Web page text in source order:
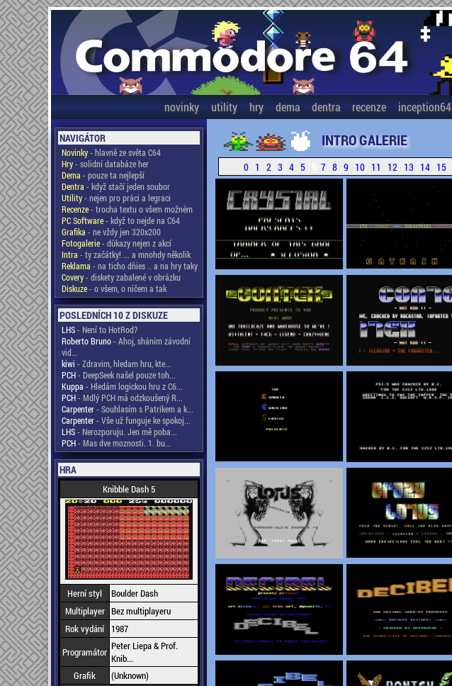
novinky utility hry dema dentra recenze inception64
NAVIGÁTOR
Novinky- hlavně ze světa C64
Hry- solidní databáze her
Dema - pouze ta nejlepší
Dentra - když stačí jeden soubor
Utility- nejen pro práci a legraci
Recenze- trocha textu o všem možném
PC Software- když to nejde na C64
Grafika - ne vždy jen 320x200
Fotogalerie- důkazy nejen z akcí
Intra - ty začátky! ... a mnohdy několik
Reklama - na ticho dňies .. a na hry taky
Covery- diskety zabalené v obrázku
Diskuze- o všem, o ničem a tak
POSLEDNÍCH 10 Z DISKUZE
LHS- Není to HotRod?
Roberto Bruno- Ahoj, sháním závodní
vid...
kiwi - Zdravim, hledam hru, kte...
PCH- DeepSeek našel pouze toh...
Kuppa - Hledám logickou hru z C6...
PCH- Mdlý PCH má odzkoušený R...
Carpenter- Souhlasím s Patrikem a k...
Carpenter- Vše už funguje ke spokoj...
LHS- Nerozporuju. Jen mě poba...
PCH- Mas dve moznosti. 1. bu...
HRA
Knibble Dash 5
Herní styl
Boulder Dash
Multiplayer Bez multiplayeru
Rok vydání
1987
Programátor Peter Liepa & Prof.
Knib...
Grafik
(Unknown)
INTRO GALERIE
0 1 2 3 4 5 7 8 9 10 11 12 13 14 15